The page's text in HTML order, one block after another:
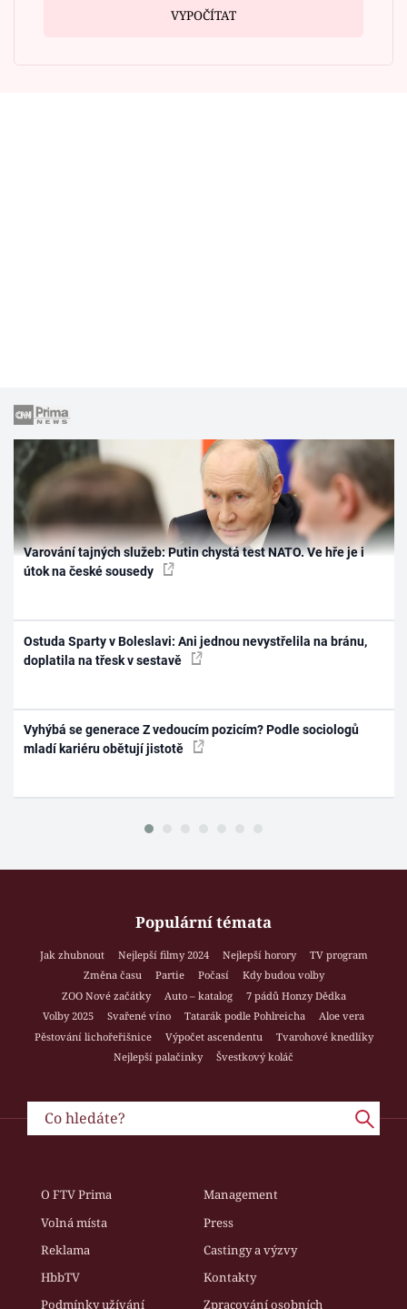
VYPOČÍTAT
Varování tajných služeb: Putin chystá test NATO. Ve hře je i
útok na české sousedy
Ostuda Sparty v Boleslavi: Ani jednou nevystřelila na bránu,
doplatila na třesk v sestavě
Vyhýbá se generace Z vedoucím pozicím? Podle sociologů
mladí kariéru obětují jistotě
Populární témata
Jak zhubnout Nejlepší filmy 2024 Nejlepší horory
TV program
Změna času
Partie Počasí
Kdy budou volby
ZOO Nové začátky
Auto – katalog
7 pádů Honzy Dědka
Volby 2025
Svařené víno Tatarák podle Pohlreicha
Aloe vera
Pěstování lichořeřišnice
Výpočet ascendentu
Tvarohové knedlíky
Nejlepší palačinky
Švestkový koláč
O FTV Prima
Management
Volná místa
Press
Reklama
Castingy a výzvy
HbbTV
Kontakty
Podmínky užívání
Zpracování osobních